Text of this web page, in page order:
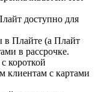
доступно для
Плайте (а Плайт
в рассрочке.
короткой
клиентам с картами